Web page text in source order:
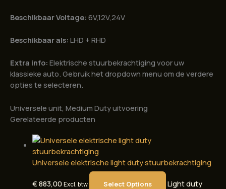
Beschikbaar Voltage: 6V,12V,24V
Beschikbaar als: LHD + RHD
Extra info: Elektrische stuurbekrachtiging voor uw
klassieke auto. Gebruik het dropdown menu om de verdere
opties te selecteren.
Universele unit, Medium Duty uitvoering
Gerelateerde producten
Universele elektrische light duty stuurbekrachtiging
€ 883,00 Excl. btw Select Options Light duty